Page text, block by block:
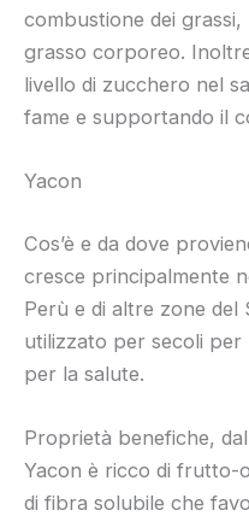
combustione dei
grasso corporeo.
livello di zucchero nel
fame e supportando il
Yacon
Cos’è e da dove
cresce principalmente
Perù e di altre zone del
utilizzato per secoli
per la salute.
Proprietà benefiche,
Yacon è ricco di frutto-
di fibra solubile che